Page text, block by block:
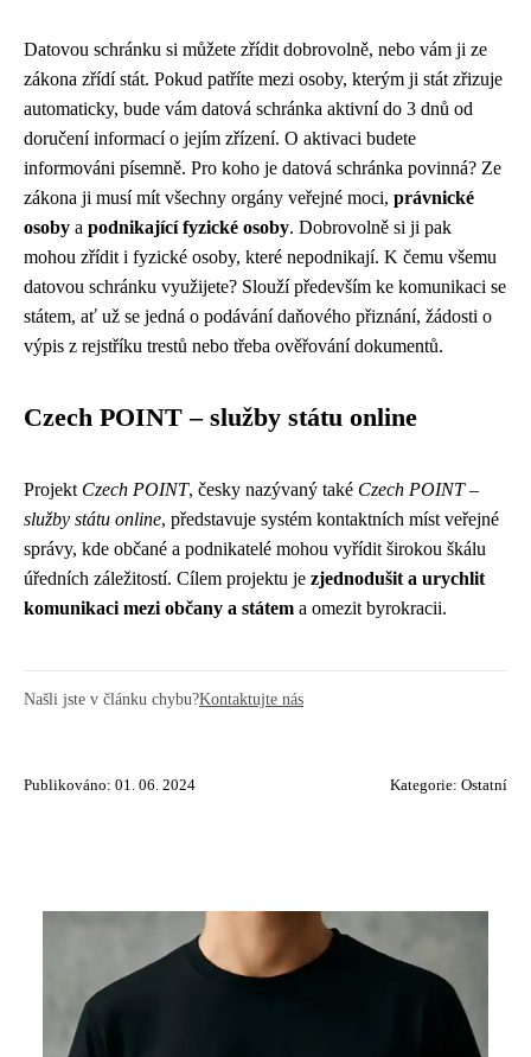
Datovou schránku si můžete zřídit dobrovolně, nebo vám ji ze
zákona zřídí stát. Pokud patříte mezi osoby, kterým ji stát zřizuje
automaticky, bude vám datová schránka aktivní do 3 dnů od
doručení informací o jejím zřízení. O aktivaci budete
informováni písemně. Pro koho je datová schránka povinná? Ze
zákona ji musí mít všechny orgány veřejné moci, právnické
osoby a podnikající fyzické osoby. Dobrovolně si ji pak
mohou zřídit i fyzické osoby, které nepodnikají. K čemu všemu
datovou schránku využijete? Slouží především ke komunikaci se
státem, ať už se jedná o podávání daňového přiznání, žádosti o
výpis z rejstříku trestů nebo třeba ověřování dokumentů.
Czech POINT – služby státu online
Projekt Czech POINT, česky nazývaný také Czech POINT –
služby státu online, představuje systém kontaktních míst veřejné
správy, kde občané a podnikatelé mohou vyřídit širokou škálu
úředních záležitostí. Cílem projektu je zjednodušit a urychlit
komunikaci mezi občany a státem a omezit byrokracii.
Našli jste v článku chybu?Kontaktujte nás
Publikováno: 01. 06. 2024 Kategorie: Ostatní